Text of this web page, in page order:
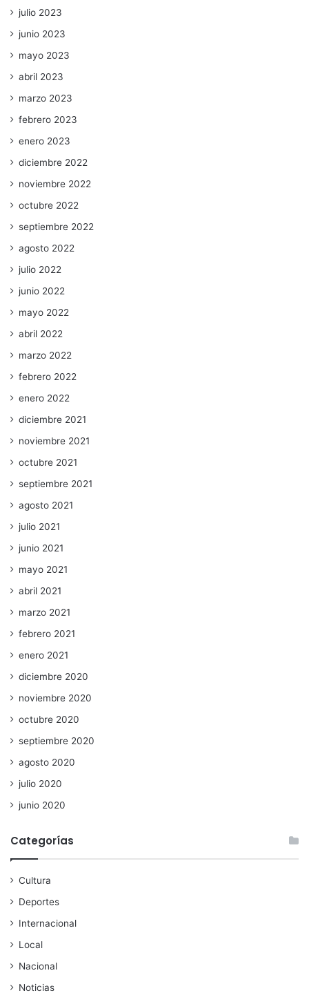
julio 2023
junio 2023
mayo 2023
abril 2023
marzo 2023
febrero 2023
enero 2023
diciembre 2022
noviembre 2022
octubre 2022
septiembre 2022
agosto 2022
julio 2022
junio 2022
mayo 2022
abril 2022
marzo 2022
febrero 2022
enero 2022
diciembre 2021
noviembre 2021
octubre 2021
septiembre 2021
agosto 2021
julio 2021
junio 2021
mayo 2021
abril 2021
marzo 2021
febrero 2021
enero 2021
diciembre 2020
noviembre 2020
octubre 2020
septiembre 2020
agosto 2020
julio 2020
junio 2020
Categorías
Cultura
Deportes
Internacional
Local
Nacional
Noticias